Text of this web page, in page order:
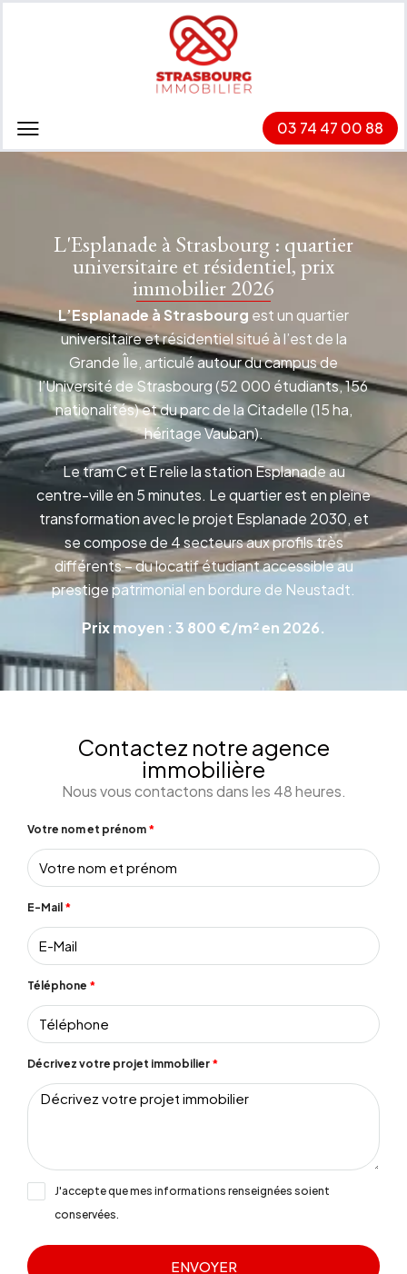
03 74 47 00 88
L'Esplanade à Strasbourg : quartier
universitaire et résidentiel, prix
immobilier 2026
L’Esplanade à Strasbourg est un quartier
universitaire et résidentiel situé à l’est de la
Grande Île, articulé autour du campus de
l’Université de Strasbourg (52 000 étudiants, 156
nationalités) et du parc de la Citadelle (15 ha,
héritage Vauban).
Le tram C et E relie la station Esplanade au
centre-ville en 5 minutes. Le quartier est en pleine
transformation avec le projet Esplanade 2030, et
se compose de 4 secteurs aux profils très
différents – du locatif étudiant accessible au
prestige patrimonial en bordure de Neustadt.
Prix moyen : 3 800 €/m² en 2026.
Contactez notre agence
immobilière
Nous vous contactons dans les 48 heures.
Votre nom et prénom
E-Mail
Téléphone
Décrivez votre projet immobilier
J'accepte que mes informations renseignées soient
conservées.
ENVOYER